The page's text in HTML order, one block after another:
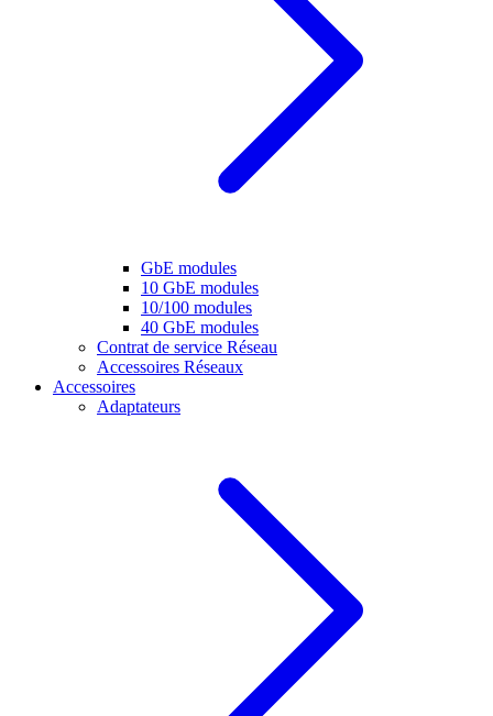
GbE modules
10 GbE modules
10/100 modules
40 GbE modules
Contrat de service Réseau
Accessoires Réseaux
Accessoires
Adaptateurs